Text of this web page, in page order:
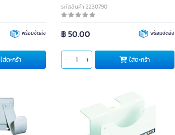
พร้อมจัดส่ง
ใส่ตะกร้า
รหัสสินค้า 2230790
฿ 50.00 พร้อมจัดส่ง
ใส่ตะกร้า